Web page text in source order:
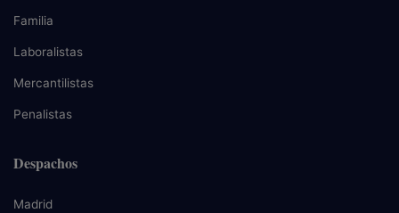
Familia
Laboralistas
Mercantilistas
Penalistas
Despachos
Madrid